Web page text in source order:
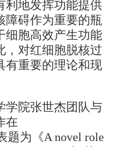
利地发挥功能提供
障碍作为重要的瓶
细胞高效产生功能
，对红细胞脱核过
有重要的理论和现
学院张世杰团队与
在
题为《A novel role